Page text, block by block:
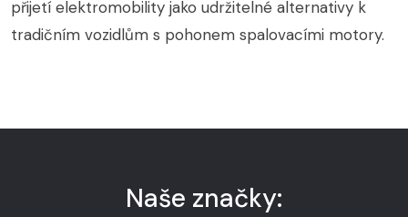
přijetí elektromobility jako udržitelné alternativy k
tradičním vozidlům s pohonem spalovacími motory.
Naše značky: